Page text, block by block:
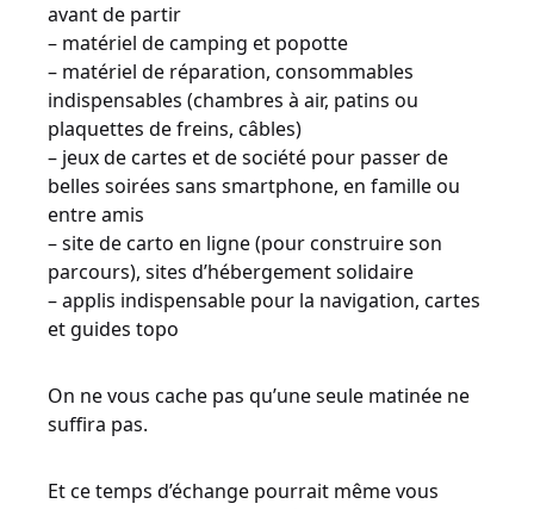
avant de partir
– matériel de camping et popotte
– matériel de réparation, consommables
indispensables (chambres à air, patins ou
plaquettes de freins, câbles)
– jeux de cartes et de société pour passer de
belles soirées sans smartphone, en famille ou
entre amis
– site de carto en ligne (pour construire son
parcours), sites d’hébergement solidaire
– applis indispensable pour la navigation, cartes
et guides topo
On ne vous cache pas qu’une seule matinée ne
suffira pas.
Et ce temps d’échange pourrait même vous